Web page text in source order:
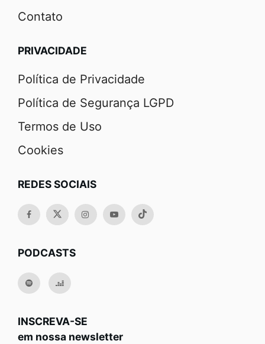
Contato
PRIVACIDADE
Política de Privacidade
Política de Segurança LGPD
Termos de Uso
Cookies
REDES SOCIAIS
PODCASTS
INSCREVA-SE
em nossa newsletter